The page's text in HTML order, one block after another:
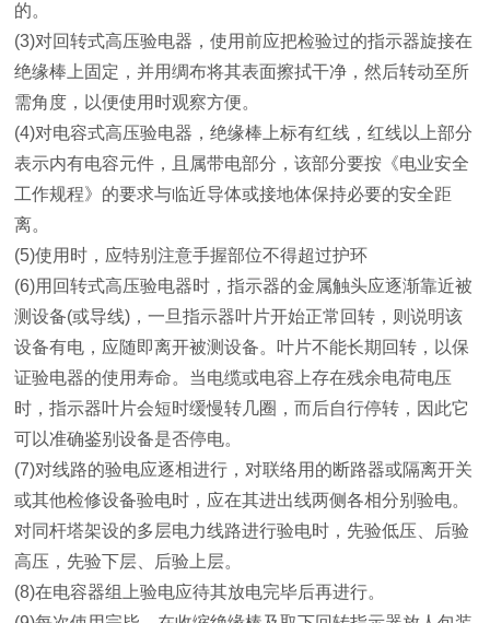
的。
(3)对回转式高压验电器，使用前应把检验过的指示器旋接在
绝缘棒上固定，并用绸布将其表面擦拭干净，然后转动至所
需角度，以便使用时观察方便。
(4)对电容式高压验电器，绝缘棒上标有红线，红线以上部分
表示内有电容元件，且属带电部分，该部分要按《电业安全
工作规程》的要求与临近导体或接地体保持必要的安全距
离。
(5)使用时，应特别注意手握部位不得超过护环
(6)用回转式高压验电器时，指示器的金属触头应逐渐靠近被
测设备(或导线)，一旦指示器叶片开始正常回转，则说明该
设备有电，应随即离开被测设备。叶片不能长期回转，以保
证验电器的使用寿命。当电缆或电容上存在残余电荷电压
时，指示器叶片会短时缓慢转几圈，而后自行停转，因此它
可以准确鉴别设备是否停电。
(7)对线路的验电应逐相进行，对联络用的断路器或隔离开关
或其他检修设备验电时，应在其进出线两侧各相分别验电。
对同杆塔架设的多层电力线路进行验电时，先验低压、后验
高压，先验下层、后验上层。
(8)在电容器组上验电应待其放电完毕后再进行。